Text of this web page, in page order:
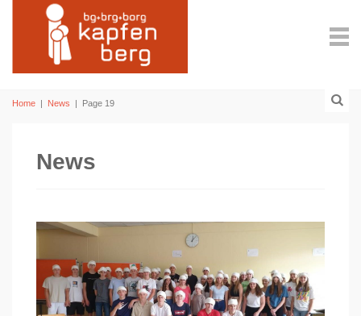
Home | News | Page 19
News